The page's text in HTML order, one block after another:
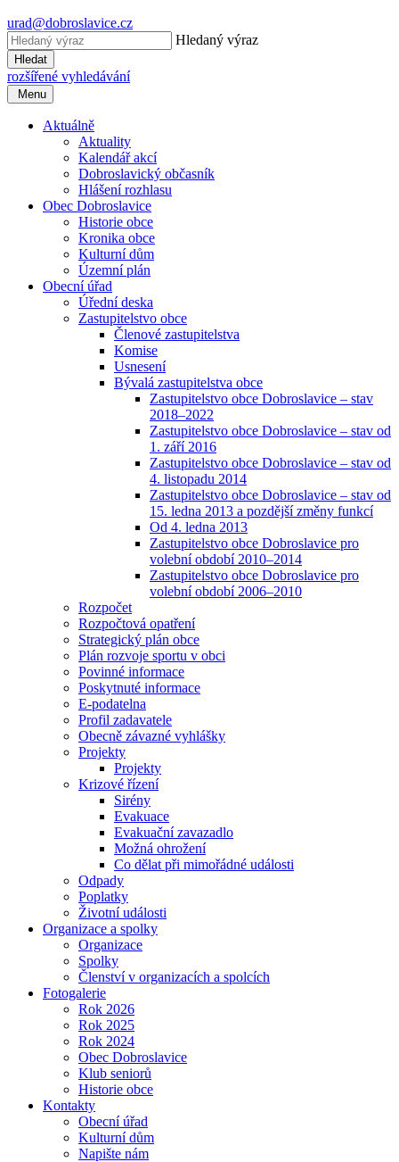
urad@dobroslavice.cz
Hledaný výraz
Hledat
rozšířené vyhledávání
Menu
Aktuálně
Aktuality
Kalendář akcí
Dobroslavický občasník
Hlášení rozhlasu
Obec Dobroslavice
Historie obce
Kronika obce
Kulturní dům
Územní plán
Obecní úřad
Úřední deska
Zastupitelstvo obce
Členové zastupitelstva
Komise
Usnesení
Bývalá zastupitelstva obce
Zastupitelstvo obce Dobroslavice – stav
2018–2022
Zastupitelstvo obce Dobroslavice – stav od
1. září 2016
Zastupitelstvo obce Dobroslavice – stav od
4. listopadu 2014
Zastupitelstvo obce Dobroslavice – stav od
15. ledna 2013 a pozdější změny funkcí
Od 4. ledna 2013
Zastupitelstvo obce Dobroslavice pro
volební období 2010–2014
Zastupitelstvo obce Dobroslavice pro
volební období 2006–2010
Rozpočet
Rozpočtová opatření
Strategický plán obce
Plán rozvoje sportu v obci
Povinné informace
Poskytnuté informace
E-podatelna
Profil zadavatele
Obecně závazné vyhlášky
Projekty
Projekty
Krizové řízení
Sirény
Evakuace
Evakuační zavazadlo
Možná ohrožení
Co dělat při mimořádné události
Odpady
Poplatky
Životní události
Organizace a spolky
Organizace
Spolky
Členství v organizacích a spolcích
Fotogalerie
Rok 2026
Rok 2025
Rok 2024
Obec Dobroslavice
Klub seniorů
Historie obce
Kontakty
Obecní úřad
Kulturní dům
Napište nám